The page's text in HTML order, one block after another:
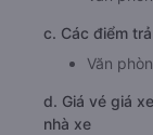
c. Các điểm
Văn
d. Giá vé giá
nhà xe